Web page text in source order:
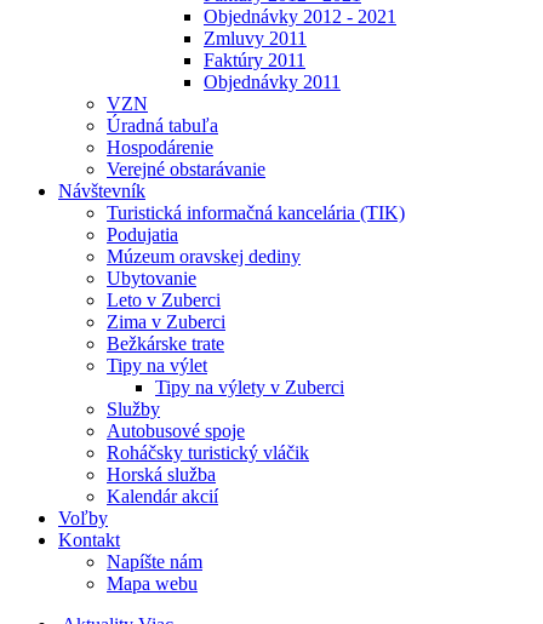
Objednávky 2012 - 2021
Zmluvy 2011
Faktúry 2011
Objednávky 2011
VZN
Úradná tabuľa
Hospodárenie
Verejné obstarávanie
Návštevník
Turistická informačná kancelária (TIK)
Podujatia
Múzeum oravskej dediny
Ubytovanie
Leto v Zuberci
Zima v Zuberci
Bežkárske trate
Tipy na výlet
Tipy na výlety v Zuberci
Služby
Autobusové spoje
Roháčsky turistický vláčik
Horská služba
Kalendár akcií
Voľby
Kontakt
Napíšte nám
Mapa webu